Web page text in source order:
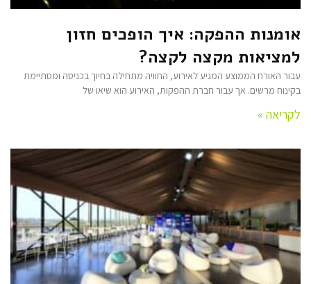
אומנות ההפקה: איך הופכים חזון
למציאות מקצה לקצה?
עבור האורח הממוצע המגיע לאירוע, החוויה מתחילה בחיוך בכניסה ומסתיימת
בקינוח מרשים. אך עבור חברת ההפקות, האירוע הוא שיאו של
לקריאה »